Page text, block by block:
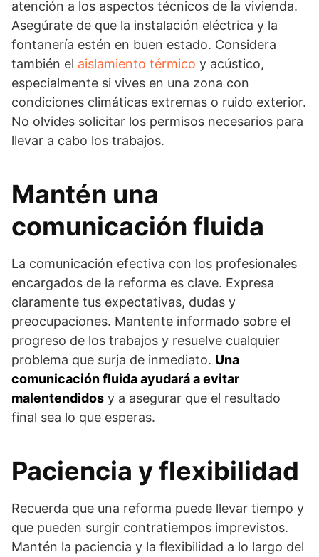
atención a los aspectos técnicos de la vivienda.
Asegúrate de que la instalación eléctrica y la
fontanería estén en buen estado. Considera
también el aislamiento térmico y acústico,
especialmente si vives en una zona con
condiciones climáticas extremas o ruido exterior.
No olvides solicitar los permisos necesarios para
llevar a cabo los trabajos.
Mantén una
comunicación fluida
La comunicación efectiva con los profesionales
encargados de la reforma es clave. Expresa
claramente tus expectativas, dudas y
preocupaciones. Mantente informado sobre el
progreso de los trabajos y resuelve cualquier
problema que surja de inmediato. Una
comunicación fluida ayudará a evitar
malentendidos y a asegurar que el resultado
final sea lo que esperas.
Paciencia y flexibilidad
Recuerda que una reforma puede llevar tiempo y
que pueden surgir contratiempos imprevistos.
Mantén la paciencia y la flexibilidad a lo largo del